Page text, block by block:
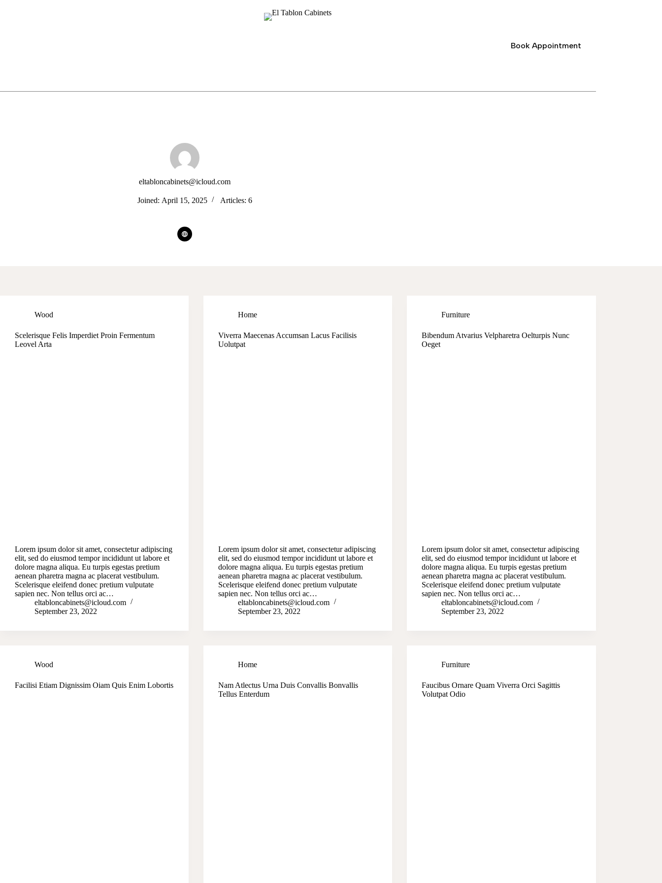
Book Appointment
eltabloncabinets@icloud.com
Joined: April 15, 2025 Articles: 6
Wood
Scelerisque Felis Imperdiet Proin Fermentum
Leovel Arta
Lorem ipsum dolor sit amet, consectetur adipiscing
elit, sed do eiusmod tempor incididunt ut labore et
dolore magna aliqua. Eu turpis egestas pretium
aenean pharetra magna ac placerat vestibulum.
Scelerisque eleifend donec pretium vulputate
sapien nec. Non tellus orci ac…
eltabloncabinets@icloud.com
September 23, 2022
Home
Viverra Maecenas Accumsan Lacus Facilisis
Uolutpat
Lorem ipsum dolor sit amet, consectetur adipiscing
elit, sed do eiusmod tempor incididunt ut labore et
dolore magna aliqua. Eu turpis egestas pretium
aenean pharetra magna ac placerat vestibulum.
Scelerisque eleifend donec pretium vulputate
sapien nec. Non tellus orci ac…
eltabloncabinets@icloud.com
September 23, 2022
Furniture
Bibendum Atvarius Velpharetra Oelturpis Nunc
Oeget
Lorem ipsum dolor sit amet, consectetur adipiscing
elit, sed do eiusmod tempor incididunt ut labore et
dolore magna aliqua. Eu turpis egestas pretium
aenean pharetra magna ac placerat vestibulum.
Scelerisque eleifend donec pretium vulputate
sapien nec. Non tellus orci ac…
eltabloncabinets@icloud.com
September 23, 2022
Wood
Facilisi Etiam Dignissim Oiam Quis Enim Lobortis
Home
Nam Atlectus Urna Duis Convallis Bonvallis
Tellus Enterdum
Furniture
Faucibus Ornare Quam Viverra Orci Sagittis
Volutpat Odio